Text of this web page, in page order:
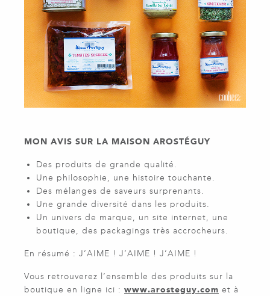
MON AVIS SUR LA MAISON AROSTÉGUY
Des produits de grande qualité.
Une philosophie, une histoire touchante.
Des mélanges de saveurs surprenants.
Une grande diversité dans les produits.
Un univers de marque, un site internet, une
boutique, des packagings très accrocheurs.
En résumé : J’AIME ! J’AIME ! J’AIME !
Vous retrouverez l’ensemble des produits sur la
boutique en ligne ici : www.arosteguy.com et à